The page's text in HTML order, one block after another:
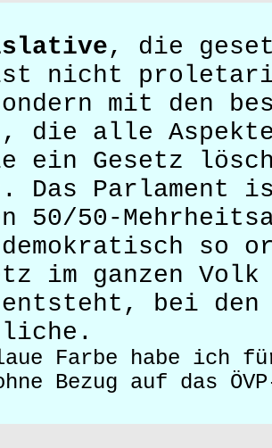
, die
nicht
mit den
die alle
ein Gesetz
Das Parlament
50/50-
demokratisch
im ganzen
entsteht, bei
Farbe habe ich
Bezug auf das